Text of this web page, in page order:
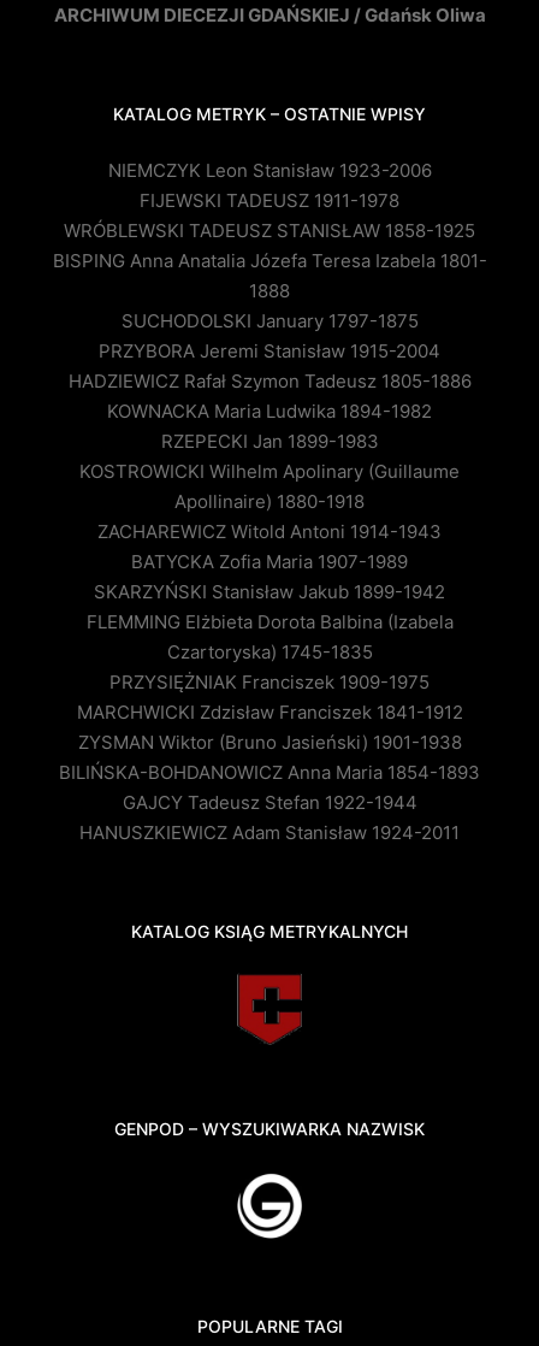
ARCHIWUM DIECEZJI GDAŃSKIEJ / Gdańsk Oliwa
KATALOG METRYK – OSTATNIE WPISY
NIEMCZYK Leon Stanisław 1923-2006
FIJEWSKI TADEUSZ 1911-1978
WRÓBLEWSKI TADEUSZ STANISŁAW 1858-1925
BISPING Anna Anatalia Józefa Teresa Izabela 1801-
1888
SUCHODOLSKI January 1797-1875
PRZYBORA Jeremi Stanisław 1915-2004
HADZIEWICZ Rafał Szymon Tadeusz 1805-1886
KOWNACKA Maria Ludwika 1894-1982
RZEPECKI Jan 1899-1983
KOSTROWICKI Wilhelm Apolinary (Guillaume
Apollinaire) 1880-1918
ZACHAREWICZ Witold Antoni 1914-1943
BATYCKA Zofia Maria 1907-1989
SKARZYŃSKI Stanisław Jakub 1899-1942
FLEMMING Elżbieta Dorota Balbina (Izabela
Czartoryska) 1745-1835
PRZYSIĘŻNIAK Franciszek 1909-1975
MARCHWICKI Zdzisław Franciszek 1841-1912
ZYSMAN Wiktor (Bruno Jasieński) 1901-1938
BILIŃSKA-BOHDANOWICZ Anna Maria 1854-1893
GAJCY Tadeusz Stefan 1922-1944
HANUSZKIEWICZ Adam Stanisław 1924-2011
KATALOG KSIĄG METRYKALNYCH
GENPOD – WYSZUKIWARKA NAZWISK
POPULARNE TAGI